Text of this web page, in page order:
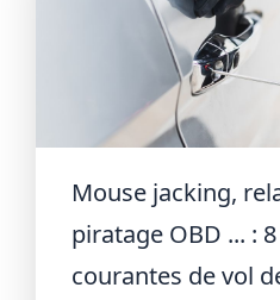
Mouse jacking,
piratage OBD ... :
courantes de vol